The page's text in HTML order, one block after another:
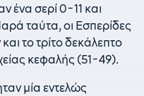
ένα σερί 0-11 και
ταύτα, οι Εσπερίδες
το τρίτο δεκάλεπτο
κεφαλής (51-49).
μία εντελώς